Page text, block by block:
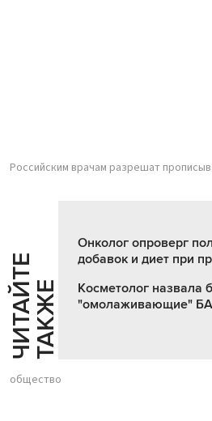
Российским врачам разрешат
Ч
И
Т
АЙ
Т
Е
Т
А
К
ЖЕ
Онколог опроверг
добавок и диет при
Косметолог назвала
"омолаживающие"
общество